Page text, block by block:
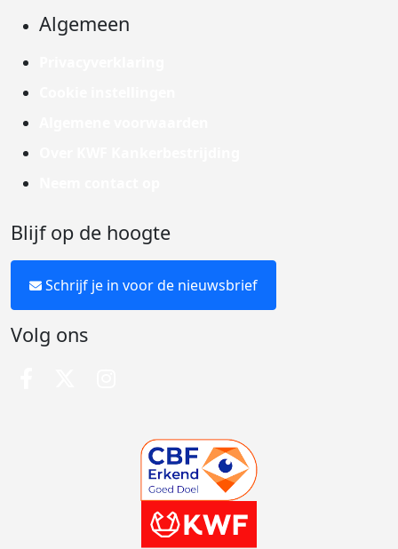
Algemeen
Blijf op de hoogte
Schrijf je in voor de nieuwsbrief
Volg ons